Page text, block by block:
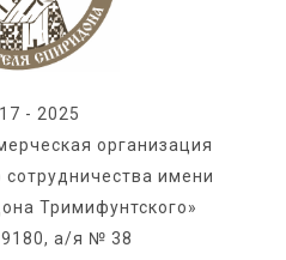
- 2025
организация
сотрудничества имени
Тримифунтского»
а/я № 38